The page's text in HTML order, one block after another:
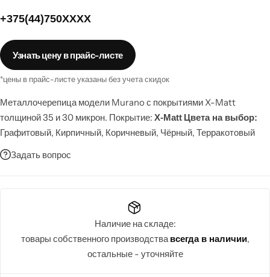
+375(44)750XXXX
Узнать цену в прайс-листе
*цены в прайс-листе указаны без учета скидок
Металлочерепица модели Murano с покрытиями X-Matt
толщиной 35 и 30 микрон. Покрытие: X-Matt Цвета на выбор:
Графитовый, Кирпичный, Коричневый, Чёрный, Терракотовый
Задать вопрос
Наличие на складе:
товары собственного производствавсегда в наличии,
остальные - уточняйте
Фасадные панели, сайдинг
Кровельные аксессуары
Забор